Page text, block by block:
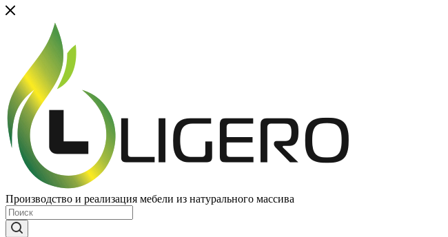
Производство и реализация мебели из натурального массива